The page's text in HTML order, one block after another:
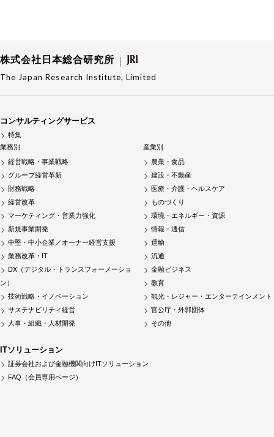
株式会社日本総合研究所
The Japan Research Institute, Limited
コンサルティングサービス
特集
業務別
経営戦略・事業戦略
グループ経営革新
財務戦略
経営改革
マーケティング・営業力強化
新規事業開発
中堅・中小企業／オーナー経営支援
業務改革・IT
DX（デジタル・トランスフォーメーショ
ン）
技術戦略・イノベーション
サステナビリティ経営
人事・組織・人材開発
産業別
農業・食品
建設・不動産
医療・介護・ヘルスケア
ものづくり
環境・エネルギー・資源
情報・通信
運輸
流通
金融ビジネス
教育
観光・レジャー・エンターテインメント
官公庁・外郭団体
その他
ITソリューション
証券会社および金融機関向けITソリューション
FAQ（会員専用ページ）